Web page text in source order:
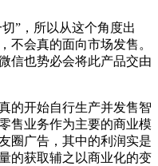
”，所以从这个角度出
不会真的面向市场发售。
信也势必会将此产品交由
开始自行生产并发售智
售业务作为主要的商业模
圈广告，其中的利润实是
的获取辅之以商业化的变